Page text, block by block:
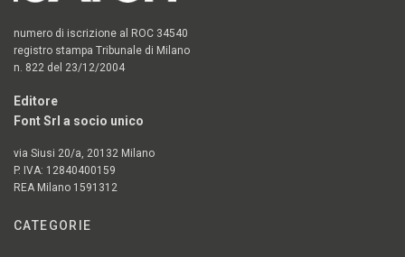
numero di iscrizione al ROC 34540
registro stampa Tribunale di Milano
n. 822 del 23/12/2004
Editore
Font Srl a socio unico
via Siusi 20/a, 20132 Milano
P. IVA: 12840400159
REA Milano 1591312
CATEGORIE